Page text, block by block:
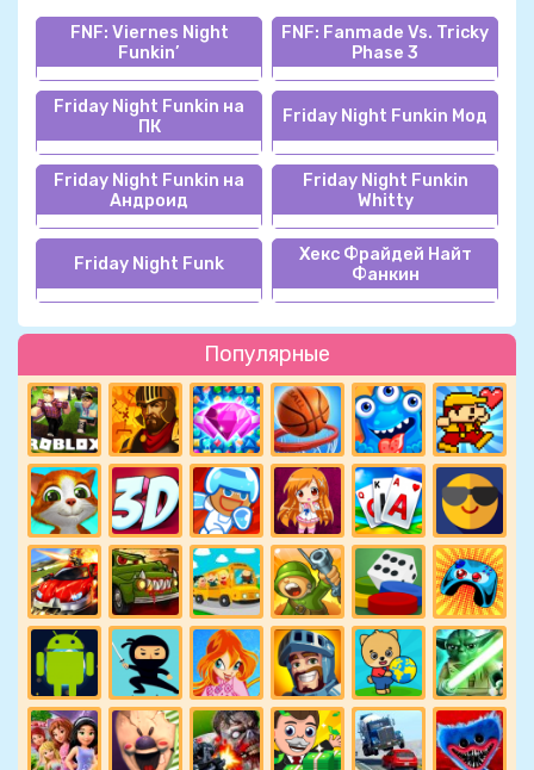
Популярные
FNF: Viernes Night
Funkin’
FNF: Fanmade Vs. Tricky
Phase 3
Friday Night Funkin на
ПК
Friday Night Funkin Мод
Friday Night Funkin на
Андроид
Friday Night Funkin
Whitty
Friday Night Funk
Хекс Фрайдей Найт
Фанкин